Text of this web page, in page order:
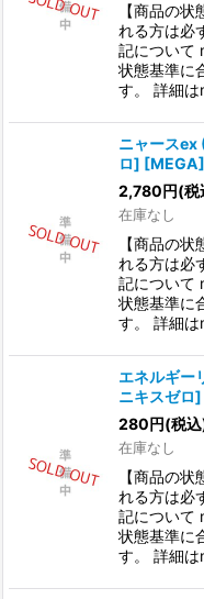
【商品の
れる方は必
記について
状態基準に
す。 詳細
ニャース
ロ] [MEGA]
2,780円(税
在庫なし
【商品の
れる方は必
記について
状態基準に
す。 詳細
エネルギ
ニキスゼ
280円(税
在庫なし
【商品の
れる方は必
記について
状態基準に
す。 詳細